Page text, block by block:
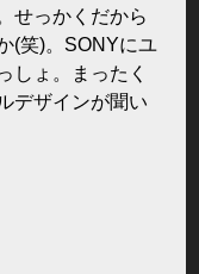
せっかくだから
(笑)。SONYにユ
しょ。まったく
デザインが聞い